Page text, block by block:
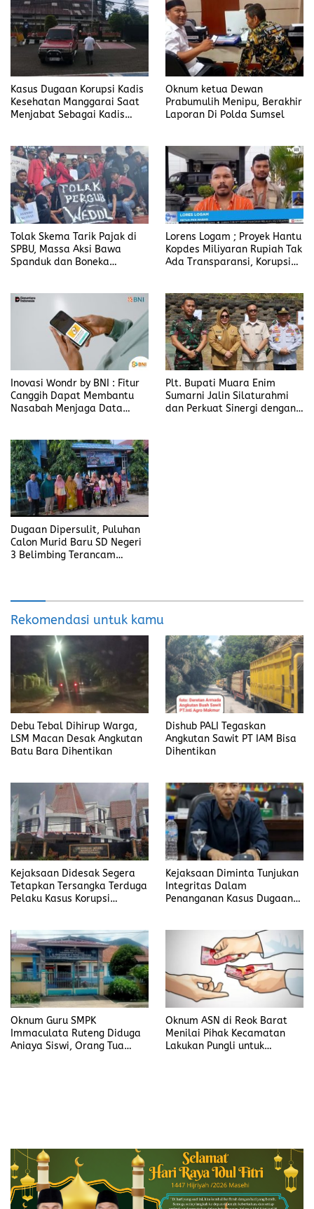
Kasus Dugaan Korupsi Kadis
Kesehatan Manggarai Saat
Menjabat Sebagai Kadis
Oknum ketua Dewan
Prabumulih Menipu, Berakhir
Laporan Di Polda Sumsel
Tolak Skema Tarik Pajak di
SPBU, Massa Aksi Bawa
Spanduk dan Boneka
Gubernur NTT Melki Laka
Lorens Logam ; Proyek Hantu
Kopdes Miliyaran Rupiah Tak
Ada Transparansi, Korupsi
Inovasi Wondr by BNI : Fitur
Canggih Dapat Membantu
Nasabah Menjaga Data
Plt. Bupati Muara Enim
Sumarni Jalin Silaturahmi
dan Perkuat Sinergi dengan
Dugaan Dipersulit, Puluhan
Calon Murid Baru SD Negeri
3 Belimbing Terancam
Rekomendasi untuk kamu
Debu Tebal Dihirup Warga,
LSM Macan Desak Angkutan
Batu Bara Dihentikan
Dishub PALI Tegaskan
Angkutan Sawit PT IAM Bisa
Dihentikan
Kejaksaan Didesak Segera
Tetapkan Tersangka Terduga
Pelaku Kasus Korupsi
Kejaksaan Diminta Tunjukan
Integritas Dalam
Penanganan Kasus Dugaan
Oknum Guru SMPK
Immaculata Ruteng Diduga
Aniaya Siswi, Orang Tua
Oknum ASN di Reok Barat
Menilai Pihak Kecamatan
Lakukan Pungli untuk